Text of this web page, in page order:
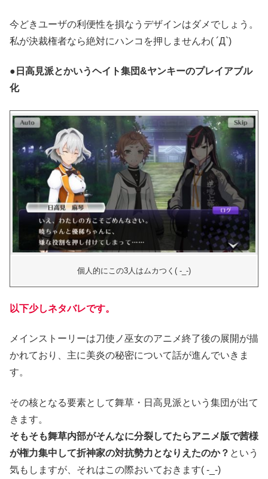
今どきユーザの利便性を損なうデザインはダメでしょう。
私が決裁権者なら絶対にハンコを押しませんわ( ´Д`)
●日高見派とかいうヘイト集団&ヤンキーのプレイアブル
化
個人的にこの3人はムカつく( -_-)
以下少しネタバレです。
メインストーリーは刀使ノ巫女のアニメ終了後の展開が描
かれており、主に美炎の秘密について話が進んでいきま
す。
その核となる要素として舞草・日高見派という集団が出て
きます。
そもそも舞草内部がそんなに分裂してたらアニメ版で茜様
が権力集中して折神家の対抗勢力となりえたのか？ という
気もしますが、それはこの際おいておきます( -_-)